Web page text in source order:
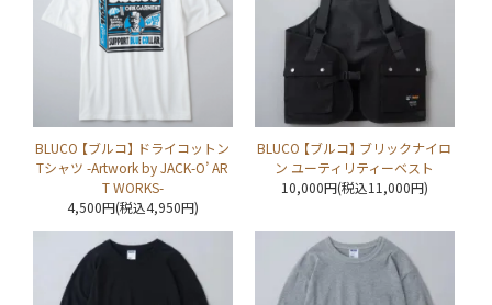
BLUCO 【ブルコ】 ドライコットン
Tシャツ -Artwork by JACK-O’ AR
T WORKS-
4,500円(税込4,950円)
BLUCO 【ブルコ】 ブリックナイロ
ン ユーティリティーベスト
10,000円(税込11,000円)